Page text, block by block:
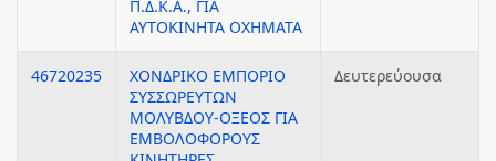
Π.Δ.Κ.Α., ΓΙΑ
ΑΥΤΟΚΙΝΗΤΑ ΟΧΗΜΑΤΑ
46720235
ΧΟΝΔΡΙΚΟ ΕΜΠΟΡΙΟ
ΣΥΣΣΩΡΕΥΤΩΝ
ΜΟΛΥΒΔΟΥ-ΟΞΕΟΣ ΓΙΑ
ΕΜΒΟΛΟΦΟΡΟΥΣ
Δευτερεύουσα